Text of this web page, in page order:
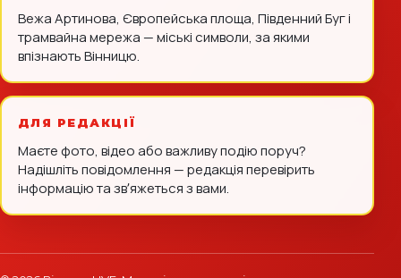
Вежа Артинова, Європейська площа, Південний Буг і
трамвайна мережа — міські символи, за якими
впізнають Вінницю.
ДЛЯ РЕДАКЦІЇ
Маєте фото, відео або важливу подію поруч?
Надішліть повідомлення — редакція перевірить
інформацію та звʼяжеться з вами.